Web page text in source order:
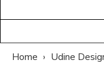
Home › Udine